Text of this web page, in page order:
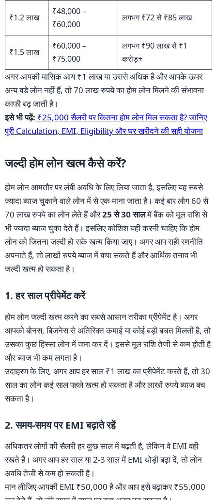
₹1.2 लाख
₹48,000 –
₹60,000
लगभग ₹72 से ₹85 लाख
₹1.5 लाख
₹60,000 –
₹75,000
लगभग ₹90 लाख से ₹1
करोड़+
अगर आपकी मासिक आय ₹1 लाख या उससे अधिक है और आपके ऊपर
अन्य बड़े लोन नहीं हैं, तो 70 लाख रुपये का होम लोन मिलने की संभावना
काफी बढ़ जाती है।
इसे भी पढ़ें: ₹25,000 सैलरी पर कितना होम लोन मिल सकता है? जानिए
पूरी Calculation, EMI, Eligibility और घर खरीदने की सही योजना
जल्दी होम लोन खत्म कैसे करें?
होम लोन आमतौर पर लंबी अवधि के लिए लिया जाता है, इसलिए यह सबसे
ज्यादा ब्याज चुकाने वाले लोन में से एक माना जाता है। कई बार लोग 60 से
70 लाख रुपये का लोन लेते हैं और25 से 30 सालमें बैंक को मूल राशि से
भी ज्यादा ब्याज चुका देते हैं। इसलिए कोशिश यही करनी चाहिए कि होम
लोन को जितना जल्दी हो सके खत्म किया जाए। अगर आप सही रणनीति
अपनाते हैं, तो लाखों रुपये ब्याज में बचा सकते हैं और आर्थिक तनाव भी
जल्दी खत्म हो सकता है।
1. हर साल प्रीपेमेंट करें
होम लोन जल्दी खत्म करने का सबसे आसान तरीका प्रीपेमेंट है। अगर
आपको बोनस, बिजनेस से अतिरिक्त कमाई या कोई बड़ी बचत मिलती है, तो
उसका कुछ हिस्सा लोन में जमा कर दें। इससे मूल राशि तेजी से कम होती है
और ब्याज भी कम लगता है।
उदाहरण के लिए, अगर आप हर साल ₹1 लाख का प्रीपेमेंट करते हैं, तो 30
साल का लोन कई साल पहले खत्म हो सकता है और लाखों रुपये ब्याज बच
सकता है।
2. समय-समय पर EMI बढ़ाते रहें
अधिकतर लोगों की सैलरी हर कुछ साल में बढ़ती है, लेकिन वे EMI वही
रखते हैं। अगर आप हर साल या 2-3 साल में EMI थोड़ी बढ़ा दें, तो लोन
अवधि तेजी से कम हो सकती है।
मान लीजिए आपकी EMI ₹50,000 है और आप इसे बढ़ाकर ₹55,000